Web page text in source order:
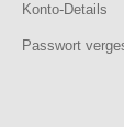
Konto-Details
Passwort